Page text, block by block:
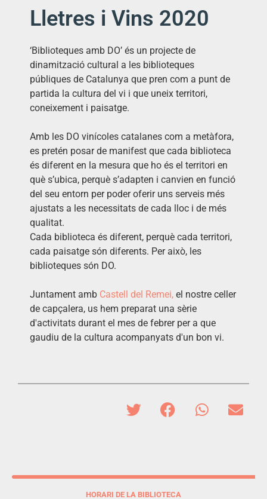
Lletres i Vins 2020
‘Biblioteques amb DO’ és un projecte de
dinamització cultural a les biblioteques
públiques de Catalunya que pren com a punt de
partida la cultura del vi i que uneix territori,
coneixement i paisatge.
Amb les DO vinícoles catalanes com a metàfora,
es pretén posar de manifest que cada biblioteca
és diferent en la mesura que ho és el territori en
què s’ubica, perquè s’adapten i canvien en funció
del seu entorn per poder oferir uns serveis més
ajustats a les necessitats de cada lloc i de més
qualitat.
Cada biblioteca és diferent, perquè cada territori,
cada paisatge són diferents. Per això, les
biblioteques són DO.
Juntament amb Castell del Remei, el nostre celler
de capçalera, us hem preparat una sèrie
d'activitats durant el mes de febrer per a que
gaudiu de la cultura acompanyats d'un bon vi.
HORARI DE LA BIBLIOTECA